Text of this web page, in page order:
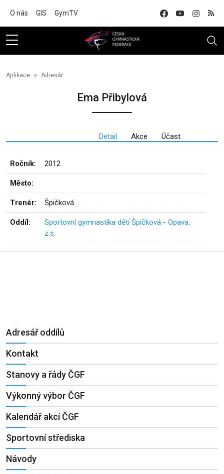
O nás GIS GymTV
Aplikace Adresář
Ema Přibylová
Detail Akce Účast
Ročník: 2012
Město:
Trenér: Špičková
Oddíl:
Sportovní gymnastika dětí Špičková - Opava,
z.s.
Adresář oddílů
Kontakt
Stanovy a řády ČGF
Výkonný výbor ČGF
Kalendář akcí ČGF
Sportovní střediska
Návody